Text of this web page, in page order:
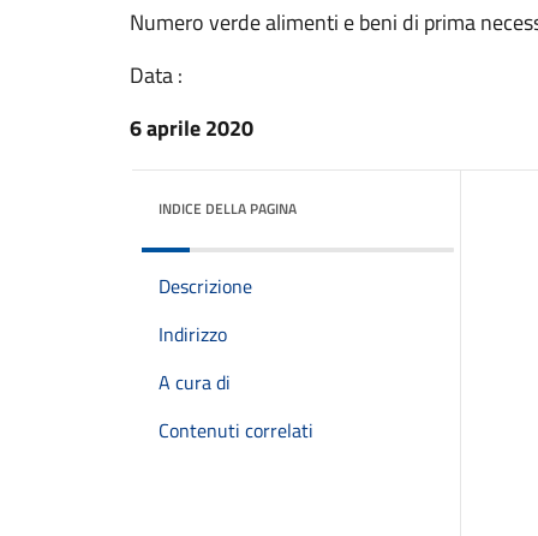
Numero verde alimenti e beni di prima
Data :
6 aprile 2020
INDICE DELLA PAGINA
Descrizione
Indirizzo
A cura di
Contenuti correlati